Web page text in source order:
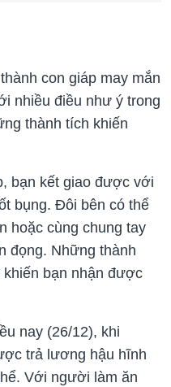
con giáp may mắn
nhiều điều như ý trong
thành tích khiến
bạn kết giao được với
bụng. Đôi bên có thể
hoặc cùng chung tay
đọng. Những thành
bạn nhận được
nay (26/12), khi
trả lương hậu hĩnh
Với người làm ăn